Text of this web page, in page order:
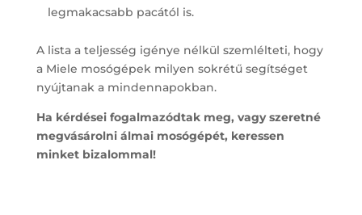
legmakacsabb pacától is.
A lista a teljesség igénye nélkül szemlélteti, hogy
a Miele mosógépek milyen sokrétű segítséget
nyújtanak a mindennapokban.
Ha kérdései fogalmazódtak meg, vagy szeretné
megvásárolni álmai mosógépét, keressen
minket bizalommal!